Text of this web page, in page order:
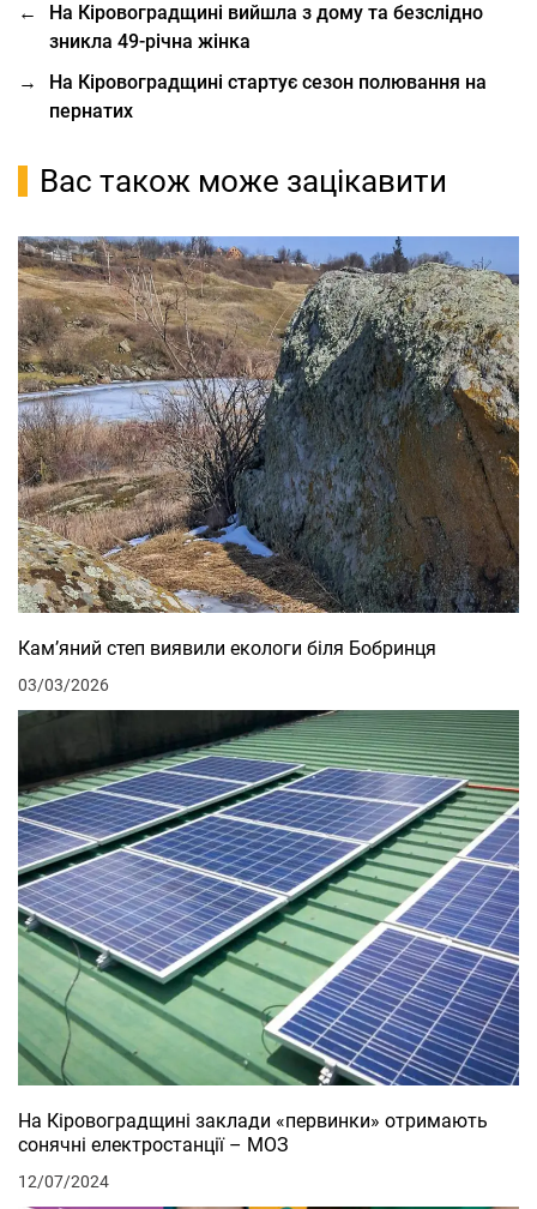
←
На Кіровоградщині вийшла з дому та безслідно
зникла 49-річна жінка
→
На Кіровоградщині стартує сезон полювання на
пернатих
Вас також може зацікавити
Кам’яний степ виявили екологи біля Бобринця
03/03/2026
На Кіровоградщині заклади «первинки» отримають
сонячні електростанції – МОЗ
12/07/2024